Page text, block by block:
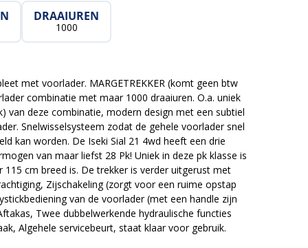
DRAAIUREN
1000
met voorlader. MARGETREKKER (komt geen btw
combinatie met maar 1000 draaiuren. O.a. uniek
van deze combinatie, modern design met een subtiel
Snelwisselsysteem zodat de gehele voorlader snel
kan worden. De Iseki Sial 21 4wd heeft een drie
van maar liefst 28 Pk! Uniek in deze pk klasse is
cm breed is. De trekker is verder uitgerust met
Zijschakeling (zorgt voor een ruime opstap
van de voorlader (met een handle zijn
Twee dubbelwerkende hydraulische functies
Algehele servicebeurt, staat klaar voor gebruik.